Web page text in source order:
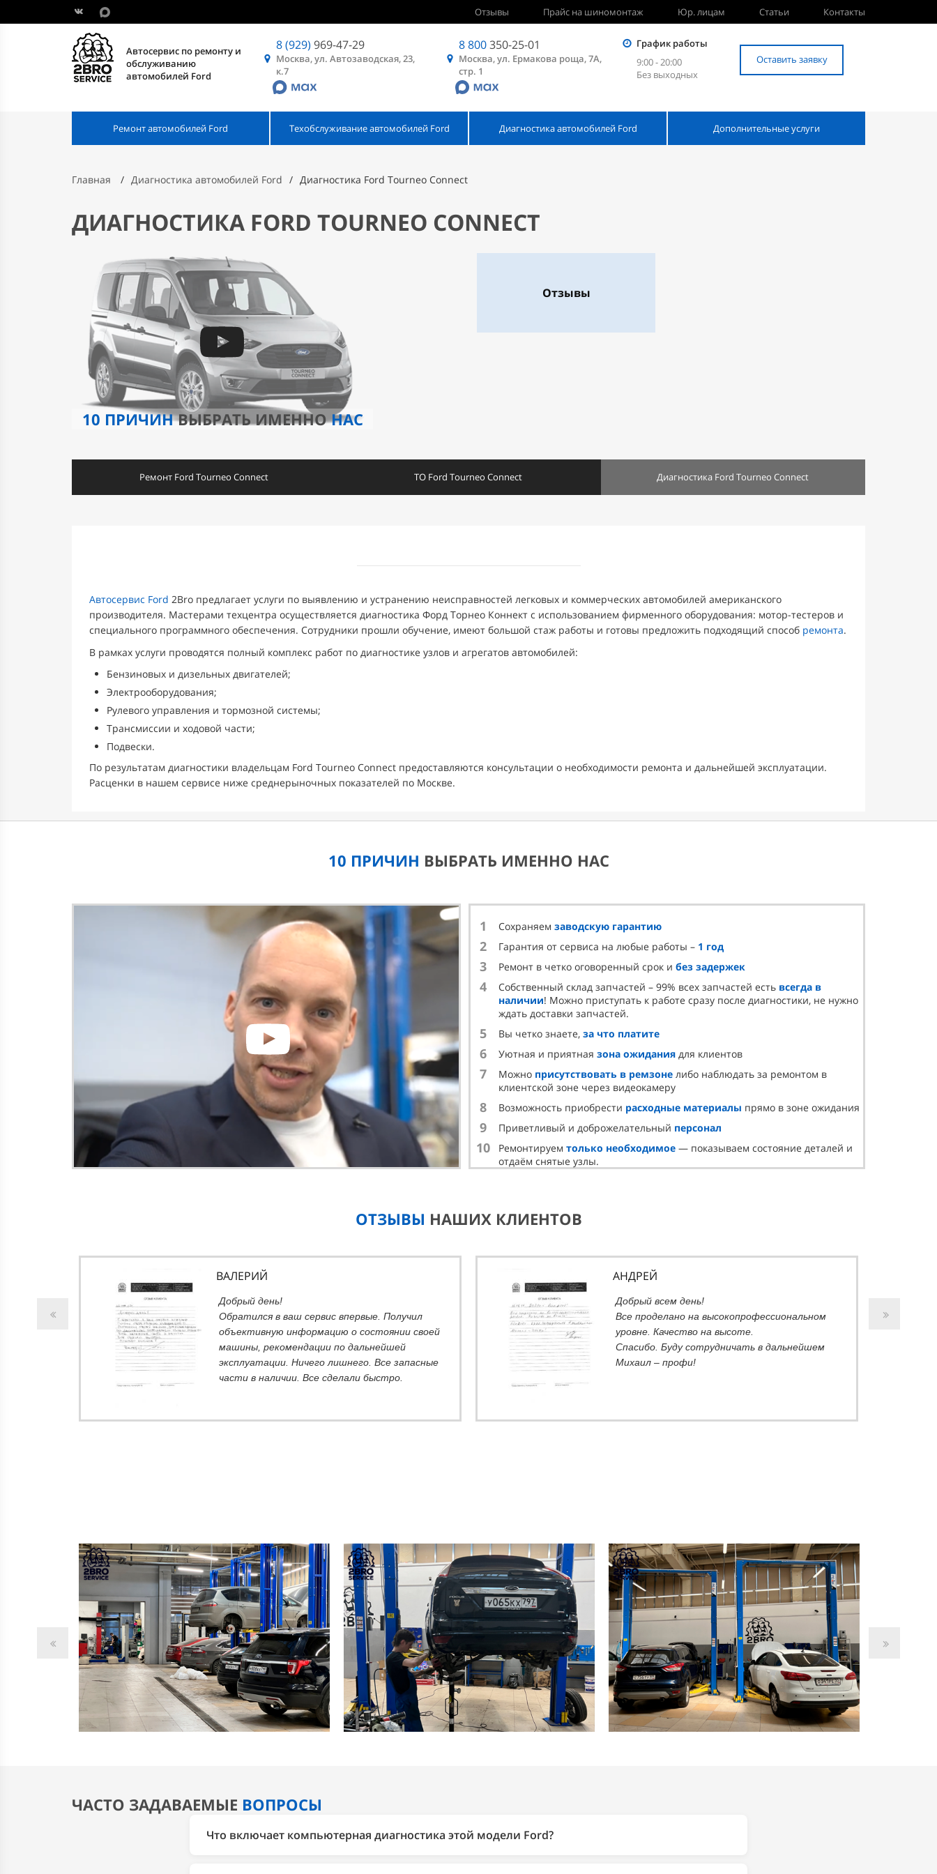
Отзывы Прайс на шиномонтаж Юр. лицам Статьи Контакты
Автосервис по ремонту и
обслуживанию
автомобилей Ford
8 (929) 969-47-29
Москва, ул. Автозаводская, 23,
к.7
8 800350-25-01
Москва, ул. Ермакова роща, 7А,
стр. 1
График работы
9:00 - 20:00
Без выходных
Оставить заявку
Ремонт автомобилей Ford Техобслуживание автомобилей Ford Диагностика автомобилей Ford Дополнительные услуги
Главная Диагностика автомобилей Ford Диагностика Ford Tourneo Connect
ДИАГНОСТИКА FORD TOURNEO CONNECT
10 ПРИЧИНВЫБРАТЬ ИМЕННОНАС
Отзывы
Ремонт Ford Tourneo Connect ТО Ford Tourneo Connect Диагностика Ford Tourneo Connect
Автосервис Ford 2Bro предлагает услуги по выявлению и устранению неисправностей легковых и коммерческих автомобилей американского
производителя. Мастерами техцентра осуществляется диагностика Форд Торнео Коннект с использованием фирменного оборудования: мотор-тестеров и
специального программного обеспечения. Сотрудники прошли обучение, имеют большой стаж работы и готовы предложить подходящий способ ремонта.
В рамках услуги проводятся полный комплекс работ по диагностике узлов и агрегатов автомобилей:
Бензиновых и дизельных двигателей;
Электрооборудования;
Рулевого управления и тормозной системы;
Трансмиссии и ходовой части;
Подвески.
По результатам диагностики владельцам Ford Tourneo Connect предоставляются консультации о необходимости ремонта и дальнейшей эксплуатации.
Расценки в нашем сервисе ниже среднерыночных показателей по Москве.
10 ПРИЧИН ВЫБРАТЬ ИМЕННО НАС
1 Сохраняем заводскую гарантию
2 Гарантия от сервиса на любые работы – 1 год
3 Ремонт в четко оговоренный срок и без задержек
4 Собственный склад запчастей – 99% всех запчастей есть всегда в
наличии! Можно приступать к работе сразу после диагностики, не нужно
ждать доставки запчастей.
5 Вы четко знаете, за что платите
6 Уютная и приятная зона ожидания для клиентов
7 Можно присутствовать в ремзоне либо наблюдать за ремонтом в
клиентской зоне через видеокамеру
8 Возможность приобрести расходные материалы прямо в зоне ожидания
9 Приветливый и доброжелательный персонал
10 Ремонтируем только необходимое — показываем состояние деталей и
отдаём снятые узлы.
ОТЗЫВЫ НАШИХ КЛИЕНТОВ
ВАЛЕРИЙ
Добрый день!
Обратился в ваш сервис впервые. Получил
объективную информацию о состоянии своей
машины, рекомендации по дальнейшей
эксплуатации. Ничего лишнего. Все запасные
части в наличии. Все сделали быстро.
АНДРЕЙ
Добрый всем день!
Все проделано на высокопрофессиональном
уровне. Качество на высоте.
Спасибо. Буду сотрудничать в дальнейшем
Михаил – профи!
ЧАСТО ЗАДАВАЕМЫЕ ВОПРОСЫ
Что включает компьютерная диагностика этой модели Ford?